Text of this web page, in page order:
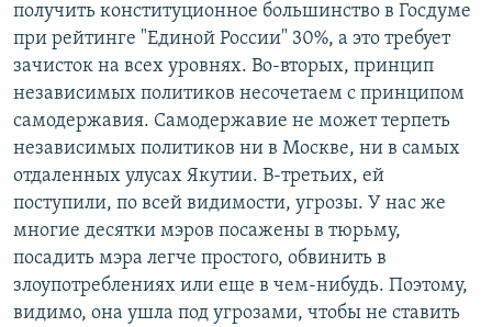
получить конституционное большинство в Госдуме
при рейтинге "Единой России" 30%, а это требует
зачисток на всех уровнях. Во-вторых, принцип
независимых политиков несочетаем с принципом
самодержавия. Самодержавие не может терпеть
независимых политиков ни в Москве, ни в самых
отдаленных улусах Якутии. В-третьих, ей
поступили, по всей видимости, угрозы. У нас же
многие десятки мэров посажены в тюрьму,
посадить мэра легче простого, обвинить в
злоупотреблениях или еще в чем-нибудь. Поэтому,
видимо, она ушла под угрозами, чтобы не ставить